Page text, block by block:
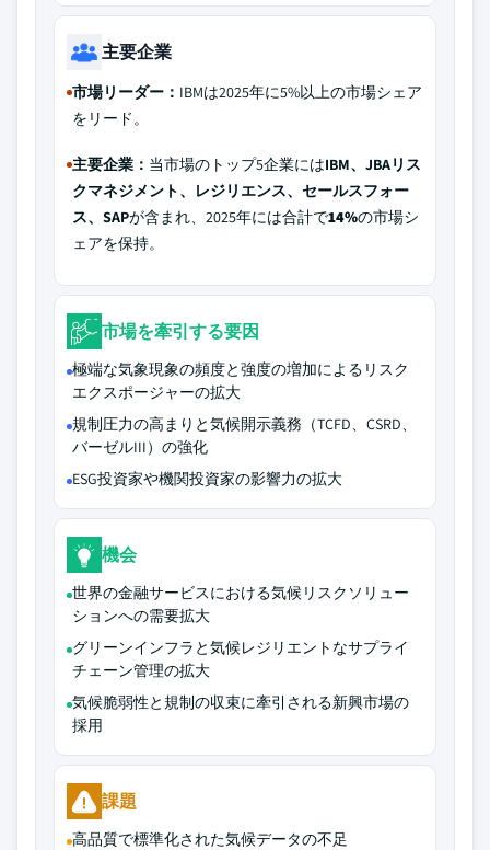
主要企業
市場リーダー： IBMは2025年に5%以上の市場シェア
をリード。
主要企業： 当市場のトップ5企業にはIBM、JBAリス
クマネジメント、レジリエンス、セールスフォー
ス、SAPが含まれ、2025年には合計で14%の市場シ
ェアを保持。
市場を牽引する要因
極端な気象現象の頻度と強度の増加によるリスク
エクスポージャーの拡大
規制圧力の高まりと気候開示義務（TCFD、CSRD、
バーゼルIII）の強化
ESG投資家や機関投資家の影響力の拡大
機会
世界の金融サービスにおける気候リスクソリュー
ションへの需要拡大
グリーンインフラと気候レジリエントなサプライ
チェーン管理の拡大
気候脆弱性と規制の収束に牽引される新興市場の
採用
課題
高品質で標準化された気候データの不足